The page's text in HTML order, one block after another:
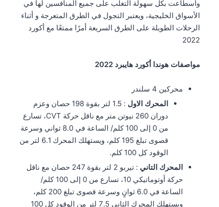
وأسطاعت بكل سهولة التغلب على جميع المنافسين لها في
الأسواق الخليجية، ويعتبر التجول في الطرق المتعرجة و أثناء
الرحلات الطويلة على الطرق السريعة أمرًا ممتعًا مع أكورد
2022
مواصفات هوندا أكورد هايبرد 2022
محركين 4 سلندر
المحرك الاول
: 1.5 لتر بقوة 198 حصان وعزم
دوران 260 نيوتن متر مع ناقل حركة CVT، تسارع
من 0 إلى 100 كلم/ الساعة في 8.0 ثواني وسرعة
قصوى تبلغ 195 كلم، ويستهلك المحرك 6.1 لتر من
الوقود كل 100 كلم.
المحرك التاني
: تيربو 2 لتر بقوة 247 حصان مع ناقل
حركة أوتوماتيكي 10، تسارع من 0 إلى 100 كلم/
الساعة في 6.0 ثوانٍ وسرعة قصوى تبلغ 200 كلم،
ويستهلك المحرك الثاني 7.5 لتر من الوقود كل 100